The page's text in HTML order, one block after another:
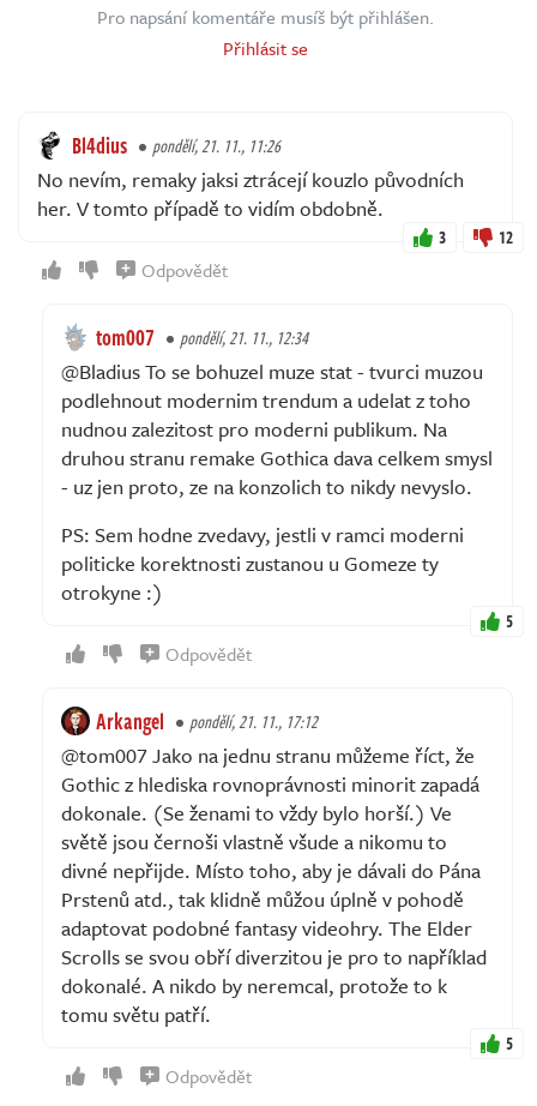
Pro napsání komentáře musíš být přihlášen.
Přihlásit se
Bl4dius pondělí, 21. 11., 11:26
No nevím, remaky jaksi ztrácejí kouzlo původních
her. V tomto případě to vidím obdobně.
3 12
Odpovědět
tom007 pondělí, 21. 11., 12:34
@Bladius To se bohuzel muze stat - tvurci muzou
podlehnout modernim trendum a udelat z toho
nudnou zalezitost pro moderni publikum. Na
druhou stranu remake Gothica dava celkem smysl
- uz jen proto, ze na konzolich to nikdy nevyslo.
PS: Sem hodne zvedavy, jestli v ramci moderni
politicke korektnosti zustanou u Gomeze ty
otrokyne :)
5
Odpovědět
Arkangel pondělí, 21. 11., 17:12
@tom007 Jako na jednu stranu můžeme říct, že
Gothic z hlediska rovnoprávnosti minorit zapadá
dokonale. (Se ženami to vždy bylo horší.) Ve
světě jsou černoši vlastně všude a nikomu to
divné nepřijde. Místo toho, aby je dávali do Pána
Prstenů atd., tak klidně můžou úplně v pohodě
adaptovat podobné fantasy videohry. The Elder
Scrolls se svou obří diverzitou je pro to například
dokonalé. A nikdo by neremcal, protože to k
tomu světu patří.
5
Odpovědět